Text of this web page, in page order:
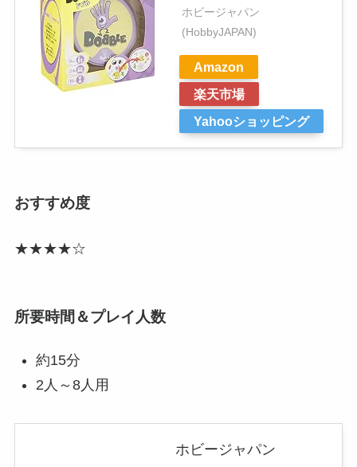
ホビージャパン
(HobbyJAPAN)
Amazon
楽天市場
Yahooショッピング
おすすめ度
★★★★☆
所要時間＆プレイ人数
約15分
2人～8人用
ホビージャパン